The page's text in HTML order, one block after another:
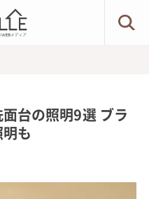
面台の照明9選 ブラ
も